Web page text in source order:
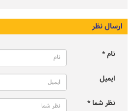
ارسال نظر
نام *
ایمیل
نظر شما *